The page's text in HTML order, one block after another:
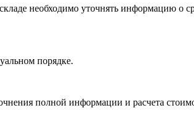
необходимо уточнять информацию о
порядке.
полной информации и расчета